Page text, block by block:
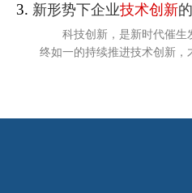
3. 新形势下企业技术创新
科技创新，是新时代催生
终如一的持续推进技术创新